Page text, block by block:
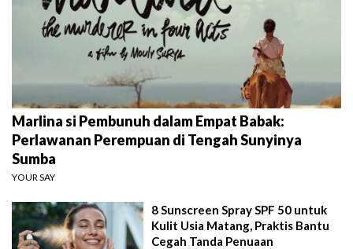
Marlina si Pembunuh dalam Empat Babak:
Perlawanan Perempuan di Tengah Sunyinya
Sumba
YOUR SAY
8 Sunscreen Spray SPF 50 untuk
Kulit Usia Matang, Praktis Bantu
Cegah Tanda Penuaan